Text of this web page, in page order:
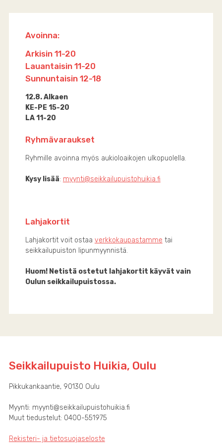
Avoinna:
Arkisin 11-20
Lauantaisin 11-20
Sunnuntaisin 12-18
12.8. Alkaen
KE-PE 15-20
LA 11-20
Ryhmävaraukset
Ryhmille avoinna myös aukioloaikojen ulkopuolella.
Kysy lisää: myynti@seikkailupuistohuikia.fi
Lahjakortit
Lahjakortit voit ostaa verkkokaupastamme tai
seikkailupuiston lipunmyynnistä.
Huom! Netistä ostetut lahjakortit käyvät vain
Oulun seikkailupuistossa.
Seikkailupuisto Huikia, Oulu
Pikkukankaantie, 90130 Oulu
Myynti: myynti@seikkailupuistohuikia.fi
Muut tiedustelut: 0400-551975
Rekisteri- ja tietosuojaseloste